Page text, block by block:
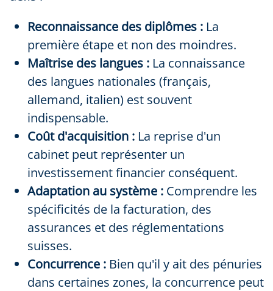
Reconnaissance des diplômes : La
première étape et non des moindres.
Maîtrise des langues : La connaissance
des langues nationales (français,
allemand, italien) est souvent
indispensable.
Coût d'acquisition : La reprise d'un
cabinet peut représenter un
investissement financier conséquent.
Adaptation au système : Comprendre les
spécificités de la facturation, des
assurances et des réglementations
suisses.
Concurrence : Bien qu'il y ait des pénuries
dans certaines zones, la concurrence peut